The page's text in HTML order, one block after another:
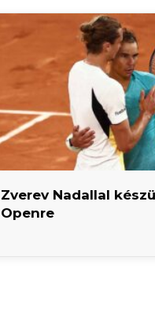
Zverev Nadallal
Openre